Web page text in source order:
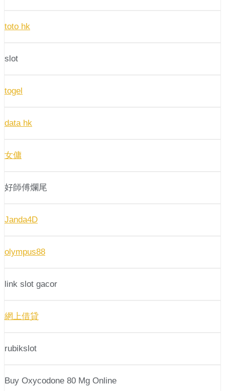
toto hk
slot
togel
data hk
女傭
好師傅爛尾
Janda4D
olympus88
link slot gacor
網上借貸
rubikslot
Buy Oxycodone 80 Mg Online